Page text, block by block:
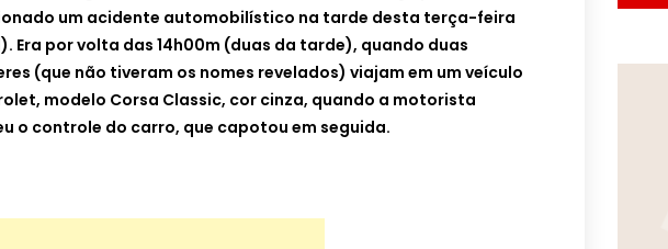
um acidente automobilístico na tarde desta terça-feira
Era por volta das 14h00m (duas da tarde), quando duas
(que não tiveram os nomes revelados) viajam em um veículo
modelo Corsa Classic, cor cinza, quando a motorista
o controle do carro, que capotou em seguida.